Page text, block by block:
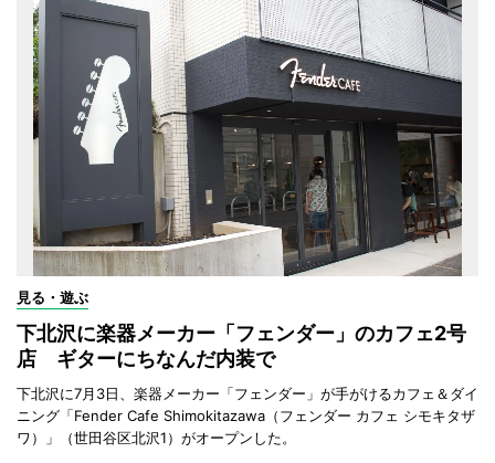
見る・遊ぶ
下北沢に楽器メーカー「フェンダー」のカフェ2号
店 ギターにちなんだ内装で
下北沢に7月3日、楽器メーカー「フェンダー」が手がけるカフェ＆ダイ
ニング「Fender Cafe Shimokitazawa（フェンダー カフェ シモキタザ
ワ）」（世田谷区北沢1）がオープンした。